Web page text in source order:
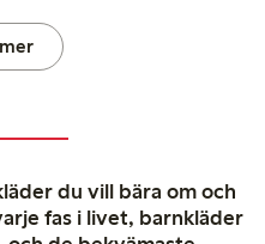
du vill bära om och
fas i livet, barnkläder